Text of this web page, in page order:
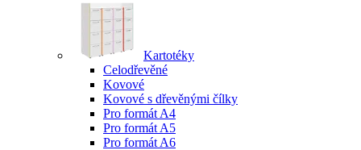
Kartotéky
Celodřevěné
Kovové
Kovové s dřevěnými čílky
Pro formát A4
Pro formát A5
Pro formát A6